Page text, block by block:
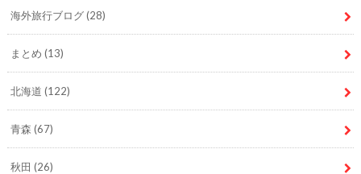
海外旅行ブログ(28)
まとめ (13)
北海道 (122)
青森 (67)
秋田 (26)